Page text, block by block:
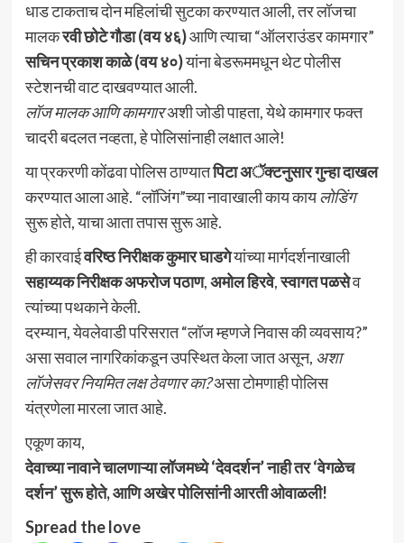
धाड टाकताच दोन महिलांची सुटका करण्यात आली, तर लॉजचा
मालकरवी छोटे गौडा (वय ४६)आणि त्याचा “ऑलराउंडर कामगार”
सचिन प्रकाश काळे (वय ४०)यांना बेडरूममधून थेट पोलीस
स्टेशनची वाट दाखवण्यात आली.
लॉज मालक आणि कामगारअशी जोडी पाहता, येथे कामगार फक्त
चादरी बदलत नव्हता, हे पोलिसांनाही लक्षात आले!
या प्रकरणी कोंढवा पोलिस ठाण्यातपिटा अॅक्टनुसार गुन्हा दाखल
करण्यात आला आहे. “लॉजिंग”च्या नावाखाली काय कायलोडिंग
सुरू होते, याचा आता तपास सुरू आहे.
ही कारवाईवरिष्ठ निरीक्षक कुमार घाडगेयांच्या मार्गदर्शनाखाली
सहाय्यक निरीक्षक अफरोज पठाण,अमोल हिरवे,स्वागत पळसेव
त्यांच्या पथकाने केली.
दरम्यान, येवलेवाडी परिसरात “लॉज म्हणजे निवास की व्यवसाय?”
असा सवाल नागरिकांकडून उपस्थित केला जात असून, अशा
लॉजेसवर नियमित लक्ष ठेवणार का?असा टोमणाही पोलिस
यंत्रणेला मारला जात आहे.
एकूण काय,
देवाच्या नावाने चालणाऱ्या लॉजमध्ये ‘देवदर्शन’ नाही तर ‘वेगळेच
दर्शन’ सुरू होते, आणि अखेर पोलिसांनी आरती ओवाळली!
Spread the love